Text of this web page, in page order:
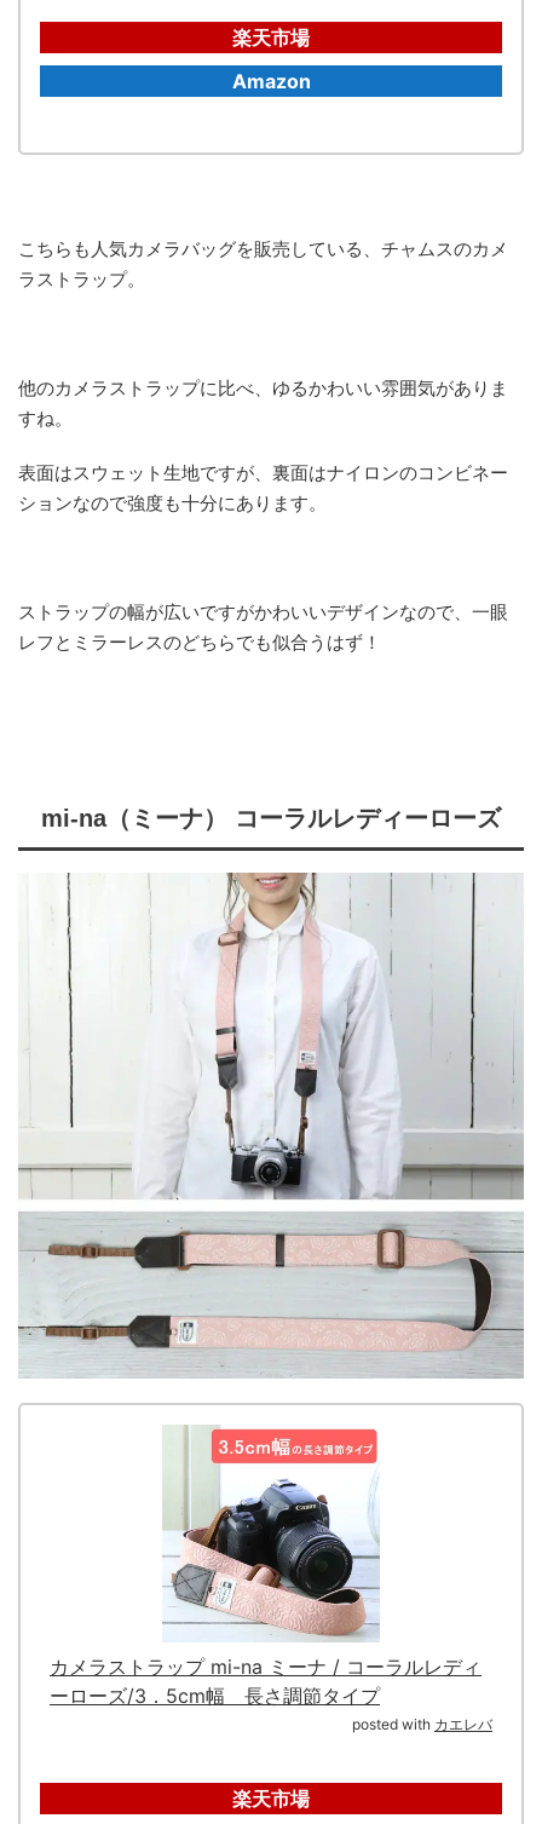
楽天市場
Amazon
こちらも人気カメラバッグを販売している、チャムスのカメ
ラストラップ。
他のカメラストラップに比べ、ゆるかわいい雰囲気がありま
すね。
表面はスウェット生地ですが、裏面はナイロンのコンビネー
ションなので強度も十分にあります。
ストラップの幅が広いですがかわいいデザインなので、一眼
レフとミラーレスのどちらでも似合うはず！
mi-na（ミーナ） コーラルレディーローズ
カメラストラップ mi-na ミーナ / コーラルレディ
ーローズ/3．5cm幅 長さ調節タイプ
posted with カエレバ
楽天市場